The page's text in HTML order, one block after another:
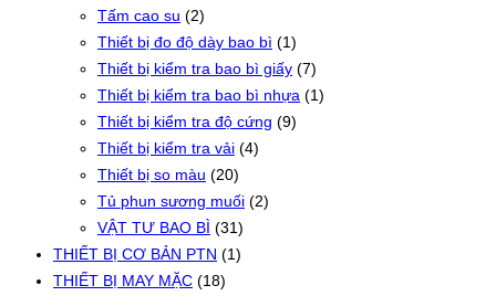
Tấm cao su (2)
Thiết bị đo độ dày bao bì (1)
Thiết bị kiểm tra bao bì giấy (7)
Thiết bị kiểm tra bao bì nhựa (1)
Thiết bị kiểm tra độ cứng (9)
Thiết bị kiểm tra vải (4)
Thiết bị so màu (20)
Tủ phun sương muối (2)
VẬT TƯ BAO BÌ (31)
THIẾT BỊ CƠ BẢN PTN (1)
THIẾT BỊ MAY MẶC (18)